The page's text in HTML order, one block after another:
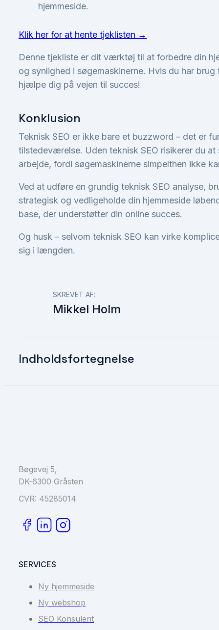
hjemmeside.
Klik her for at hente tjeklisten →
Denne tjekliste er dit værktøj til at forbedre din
og synlighed i søgemaskinerne. Hvis du har
hjælpe dig på vejen til succes!
Konklusion
Teknisk SEO er ikke bare et buzzword – det er
tilstedeværelse. Uden teknisk SEO risikerer du
arbejde, fordi søgemaskinerne simpelthen ikke
Ved at udføre en grundig teknisk SEO analyse,
strategisk og vedligeholde din hjemmeside
base, der understøtter din online succes.
Og husk – selvom teknisk SEO kan virke
sig i længden.
SKREVET AF:
Mikkel Holm
Indholdsfortegnelse
Bøgevej 5,
DK-6300 Gråsten
CVR: 45285014
SERVICES
Ny hjemmeside
Ny webshop
SEO Konsulent